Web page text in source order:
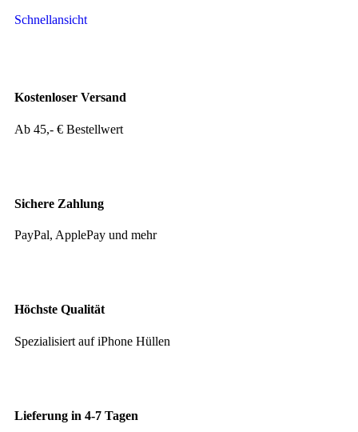
Schnellansicht
Kostenloser Versand
Ab 45,- € Bestellwert
Sichere Zahlung
PayPal, ApplePay und mehr
Höchste Qualität
Spezialisiert auf iPhone Hüllen
Lieferung in 4-7 Tagen